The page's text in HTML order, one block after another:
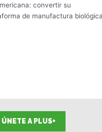
convertir su
de manufactura
ÚNETE A PLUS+